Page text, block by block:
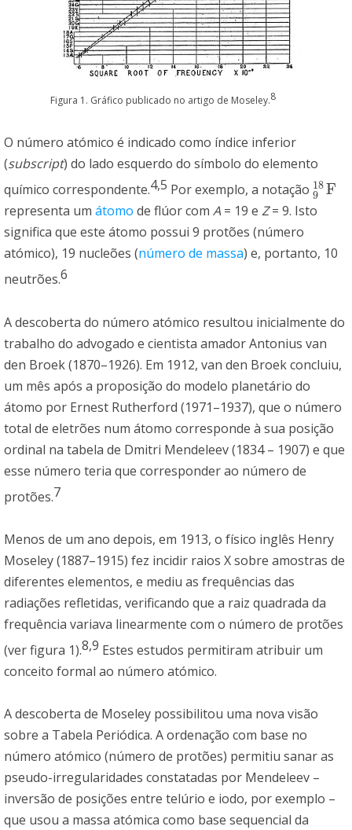
Figura 1. Gráfico publicado no artigo de Moseley.8
O número atómico é indicado como índice inferior
(subscript) do lado esquerdo do símbolo do elemento
químico correspondente.4,5 Por exemplo, a notação 18
9 F
918F
representa um átomo de flúor com A = 19 e Z= 9. Isto
significa que este átomo possui 9 protões (número
atómico), 19 nucleões (número de massa) e, portanto, 10
neutrões.6
A descoberta do número atómico resultou inicialmente do
trabalho do advogado e cientista amador Antonius van
den Broek (1870–1926). Em 1912, van den Broek concluiu,
um mês após a proposição do modelo planetário do
átomo por Ernest Rutherford (1971–1937), que o número
total de eletrões num átomo corresponde à sua posição
ordinal na tabela de Dmitri Mendeleev (1834 – 1907) e que
esse número teria que corresponder ao número de
protões.7
Menos de um ano depois, em 1913, o físico inglês Henry
Moseley (1887–1915) fez incidir raios X sobre amostras de
diferentes elementos, e mediu as frequências das
radiações refletidas, verificando que a raiz quadrada da
frequência variava linearmente com o número de protões
(ver figura 1).8,9 Estes estudos permitiram atribuir um
conceito formal ao número atómico.
A descoberta de Moseley possibilitou uma nova visão
sobre a Tabela Periódica. A ordenação com base no
número atómico (número de protões) permitiu sanar as
pseudo-irregularidades constatadas por Mendeleev –
inversão de posições entre telúrio e iodo, por exemplo –
que usou a massa atómica como base sequencial da